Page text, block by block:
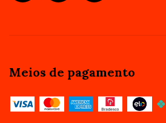
Meios de pagamento